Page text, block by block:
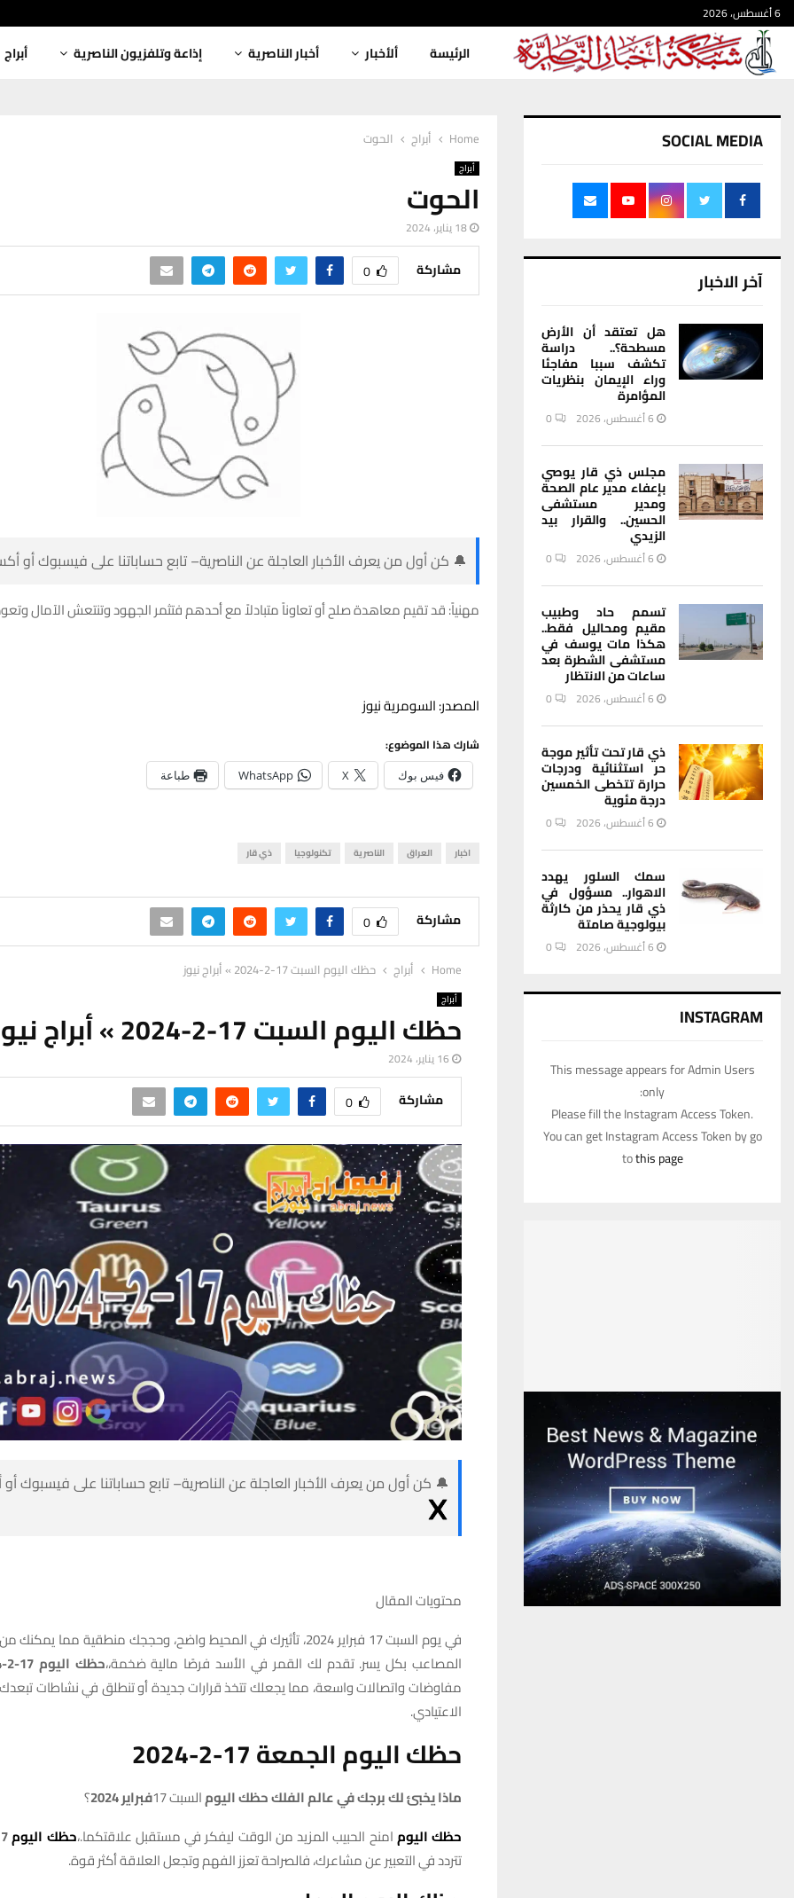
6 أغسطس، 2026
الرئيسة ألأخبار أخبار الناصرية إذاعة وتلفزيون الناصرية أبراج
Home أبراج الحوت
أبراج
الحوت
18 يناير، 2024
مشاركة 0
🔔 كن أول من يعرف الأخبار العاجلة عن الناصرية– تابع حساباتنا على فيسبوك أو
مهنياً: قد تقيم معاهدة صلح أو تعاوناً متبادلاً مع أحدهم فتثمر الجهود وتنتعش الآمال
المصدر: السومرية نيوز
شارك هذا الموضوع:
فيس بوك X
WhatsApp طباعة
اخبار العراق الناصرية تكنولوجيا ذي قار
مشاركة 0
Home أبراج حظك اليوم السبت 17-2-2024 » أبراج نيوز
أبراج
حظك اليوم السبت 17-2-2024 » أبراج نيوز
16 يناير، 2024
مشاركة 0
🔔 كن أول من يعرف الأخبار العاجلة عن الناصرية– تابع حساباتنا على فيسبوك
محتويات المقال
في يوم السبت 17 فبراير 2024، تأثيرك في المحيط واضح، وحججك منطقية مما
المصاعب بكل يسر. تقدم لك القمر في الأسد فرصًا مالية ضخمة،،حظك اليوم 17-2
-2024
مفاوضات واتصالات واسعة، مما يجعلك تتخذ قرارات جديدة أو تنطلق في نشاطات
الاعتيادي.
حظك اليوم الجمعة 17-2-2024
ماذا يخبئ لك برجك في عالم الفلك حظك اليومالسبت 17 فبراير 2024
؟
حظكاليومامنح الحبيب المزيد من الوقت ليفكر في مستقبل علاقتكما.،حظك اليوم17-2
تتردد في التعبير عن مشاعرك، فالصراحة تعزز الفهم وتجعل العلاقة أكثر قوة.
SOCIAL MEDIA
آخر الاخبار
هل تعتقد أن الأرض
مسطحة؟.. دراسة
تكشف سببا مفاجئا
وراء الإيمان بنظريات
المؤامرة
6 أغسطس، 2026 0
مجلس ذي قار يوصي
بإعفاء مدير عام الصحة
ومدير مستشفى
الحسين.. والقرار بيد
الزيدي
6 أغسطس، 2026 0
تسمم حاد وطبيب
مقيم ومحاليل فقط..
هكذا مات يوسف في
مستشفى الشطرة بعد
ساعات من الانتظار
6 أغسطس، 2026 0
ذي قار تحت تأثير موجة
حر استثنائية ودرجات
حرارة تتخطى الخمسين
درجة مئوية
6 أغسطس، 2026 0
سمك السلور يهدد
الاهوار.. مسؤول في
ذي قار يحذر من كارثة
بيولوجية صامتة
6 أغسطس، 2026 0
INSTAGRAM
This message appears for Admin Users
only:
Please fill the Instagram Access Token.
You can get Instagram Access Token by go
tothis page